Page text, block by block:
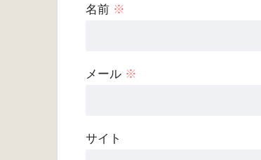
名前 ※
メール ※
サイト